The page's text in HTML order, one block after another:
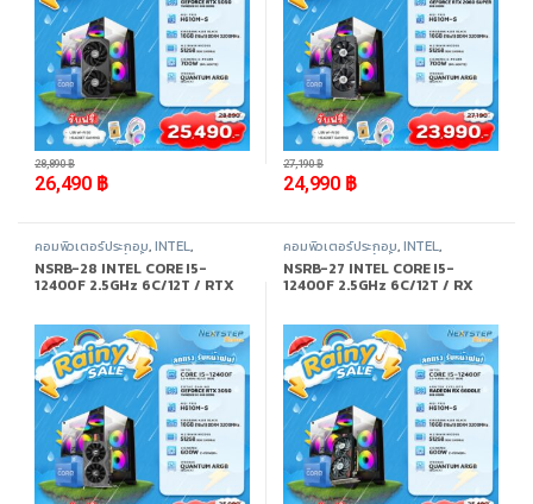
-8%
26,490 ฿
28,890฿
-8%
24,990 ฿
27,190฿
คอมพิวเตอร์ประกอบ,INTEL,
สินค้าทั้งหมด
NSRB-28 INTEL CORE I5-
12400F 2.5GHz 6C/12T / RTX
คอมพิวเตอร์ประกอบ,INTEL,
สินค้าทั้งหมด
NSRB-27 INTEL CORE I5-
12400F 2.5GHz 6C/12T / RX